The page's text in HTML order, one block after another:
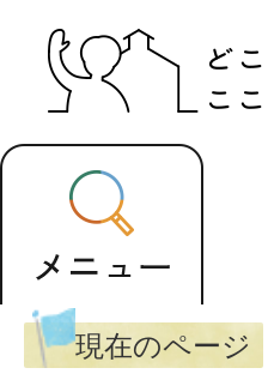
現在のページ